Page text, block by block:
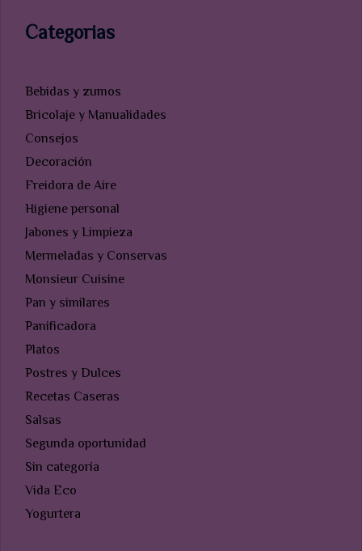
Categorias
Bebidas y zumos
Bricolaje y Manualidades
Consejos
Decoración
Freidora de Aire
Higiene personal
Jabones y Limpieza
Mermeladas y Conservas
Monsieur Cuisine
Pan y similares
Panificadora
Platos
Postres y Dulces
Recetas Caseras
Salsas
Segunda oportunidad
Sin categoría
Vida Eco
Yogurtera